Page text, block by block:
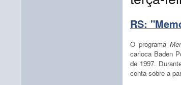
RS:
O programa
carioca Baden
de 1997.
conta sobre a